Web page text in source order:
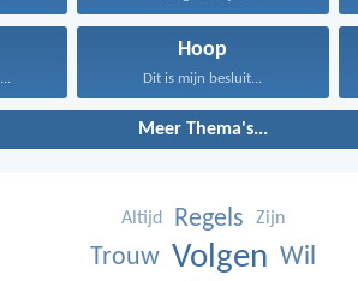
Hoop
Dit is mijn besluit...
Meer Thema's...
Altijd Regels Zijn
Trouw Volgen Wil